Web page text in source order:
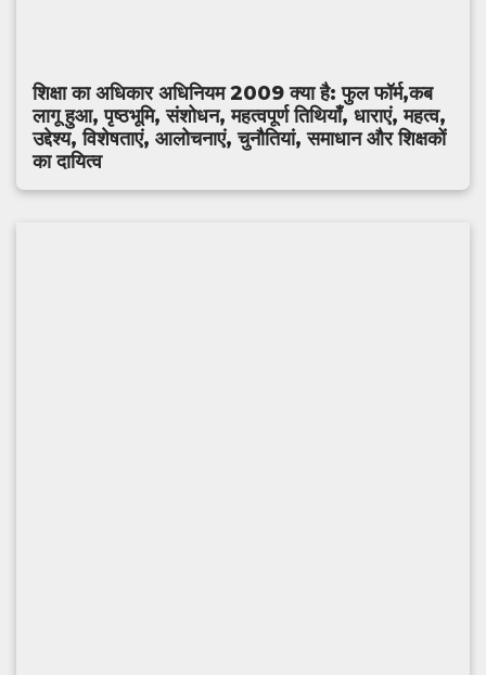
शिक्षा का अधिकार अधिनियम 2009 क्या है: फुल फॉर्म,कब
लागू हुआ, पृष्ठभूमि, संशोधन, महत्वपूर्ण तिथियाँ, धाराएं, महत्व,
उद्देश्य, विशेषताएं, आलोचनाएं, चुनौतियां, समाधान और शिक्षकों
का दायित्व